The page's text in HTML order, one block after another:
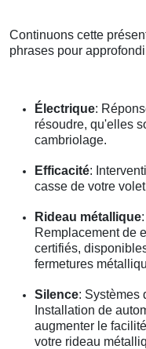
Continuons cette
phrases pour
Électrique:
résoudre, qu'elles
cambriolage.
Efficacité:
casse de votre
Rideau métallique
Remplacement de
certifiés,
fermetures
Silence: Systèmes
Installation de
augmenter le
votre rideau